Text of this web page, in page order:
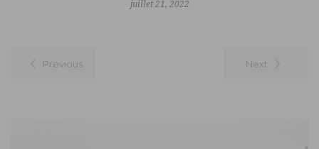
Previous
mai 09, 2022
Next